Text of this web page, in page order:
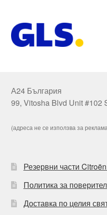
А24 България
99, Vitosha Blvd Unit #102
(адреса не се използва за
Резервни части
Политика за
Доставка по целия